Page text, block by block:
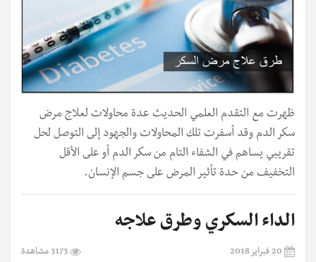
ظهرت مع التقدم العلمي الحديث عدة محاولات لعلاج مرض
سكر الدم وقد أسفرت تلك المحاولات والجهود إلى التوصل لحل
تقريبي يساهم في الشفاء التام من سكر الدم أو على الأقل
التخفيف من حدة تأثير المرض على جسم الإنسان.
الداء السكري وطرق علاجه
20 فبراير 2018 3173 مشاهدة